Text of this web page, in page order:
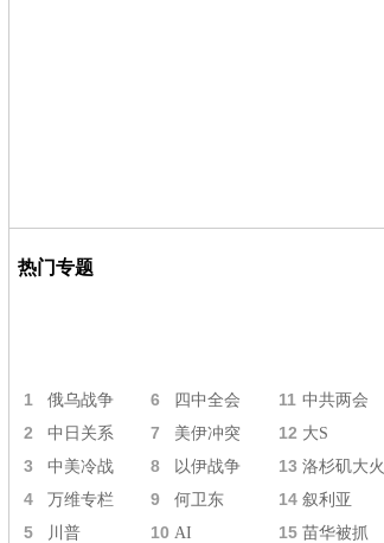
热门专题
1 俄乌战争 6 四中全会 11 中共两会
2 中日关系 7 美伊冲突 12 大S
3 中美冷战 8 以伊战争 13 洛杉矶大火
4 万维专栏 9 何卫东 14 叙利亚
5 川普 10 AI 15 苗华被抓